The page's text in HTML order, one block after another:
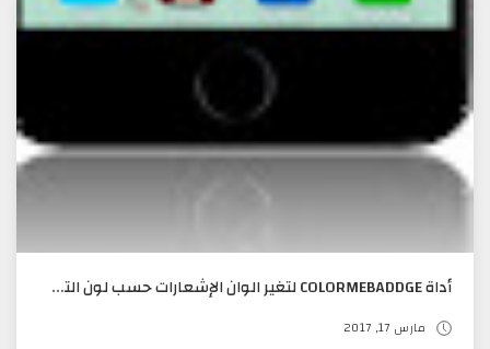
أداة COLORMEBADDGE لتغير الوان الإشعارات حسب لون التطبيق تدعم IOS 10
مارس 17, 2017